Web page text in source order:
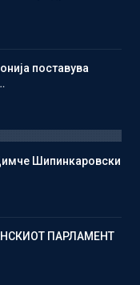
поставува
Шипинкаровски
ПАРЛАМЕНТ